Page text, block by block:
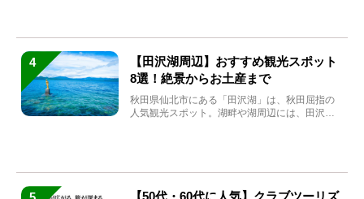
4
【田沢湖周辺】おすすめ観光スポット
8選！絶景からお土産まで
秋田県仙北市にある「田沢湖」は、秋田屈指の
人気観光スポット。湖畔や湖周辺には、田沢湖